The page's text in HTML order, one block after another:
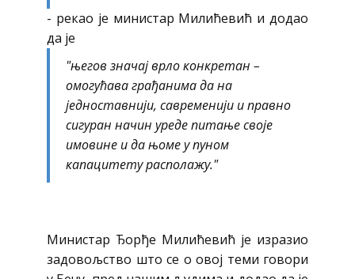
- рекао је министар Милићевић и додао
да је
"његов значај врло конкретан –
омогућава грађанима да на
једноставнији, савременији и правно
сигуран начин уреде питање своје
имовине и да њоме у пуном
капацитету располажу."
Министар Ђорђе Милићевић је изразио
задовољство што се о овој теми говори